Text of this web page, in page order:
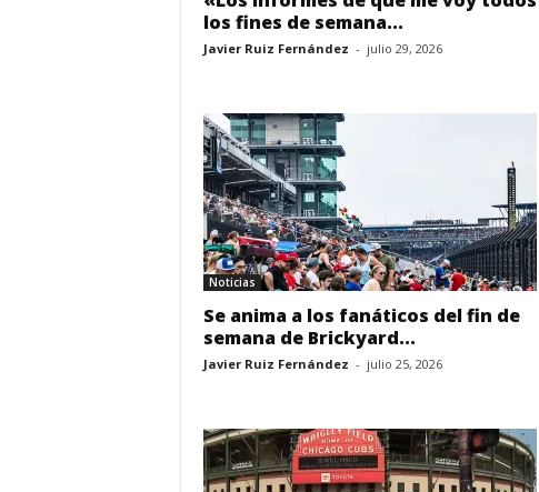
los fines de semana...
Javier Ruiz Fernández - julio 29, 2026
Noticias
Se anima a los fanáticos del fin de
semana de Brickyard...
Javier Ruiz Fernández - julio 25, 2026